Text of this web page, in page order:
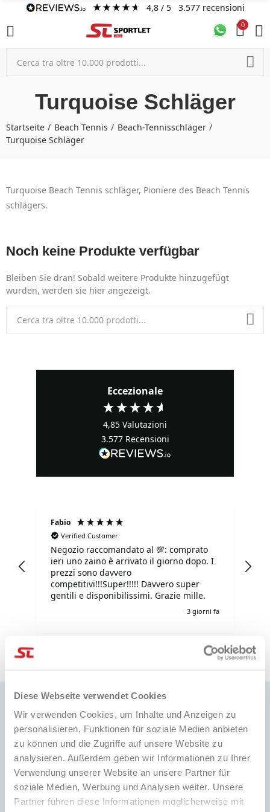
Diese Webseite verwendet Cookies
Wir verwenden Cookies, um Inhalte und Anzeigen zu
personalisieren, Funktionen für soziale Medien anbieten
zu können und die Zugriffe auf unsere Website zu
analysieren. Außerdem geben wir Informationen zu Ihrer
Verwendung unserer Website an unsere Partner für
soziale Medien, Werbung und Analysen weiter. Unsere
Partner führen diese Informationen möglicherweise mit
4,8/ 5 3.577 recensioni
0
Turquoise Schläger
Startseite Beach Tennis
Beach-Tennisschläger
Turquoise Schläger
Turquoise Beach Tennis schläger, Pioniere des Beach Tennis
schlägers.
Noch keine Produkte verfügbar
Bleiben Sie dran! Sobald weitere Produkte hinzugefügt
wurden, werden sie hier angezeigt.
Eccezionale
4,85 Valutazioni
3.577 Recensioni
Fabio
Verified Customer
Negozio raccomandato al 💯: comprato
ieri uno zaino è arrivato il giorno dopo. I
prezzi sono davvero
competitivi!!!Super!!!!! Davvero super
gentili e disponibilissimi. Grazie mille.
3 giorni fa
Pausa
SCHNELLE LIEFERUNG
Weltweiter Versand mit
Sendungsverfolgung
BESTPREIS
Immer die besten Preise auf dem
Markt und viele spezielle Aktionen